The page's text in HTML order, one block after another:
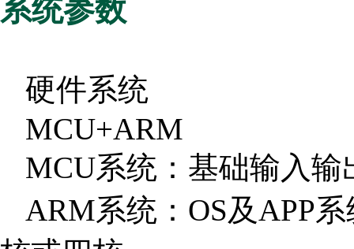
系统参数
硬件系统
MCU+ARM
MCU系统：基础输入
ARM系统：OS及APP